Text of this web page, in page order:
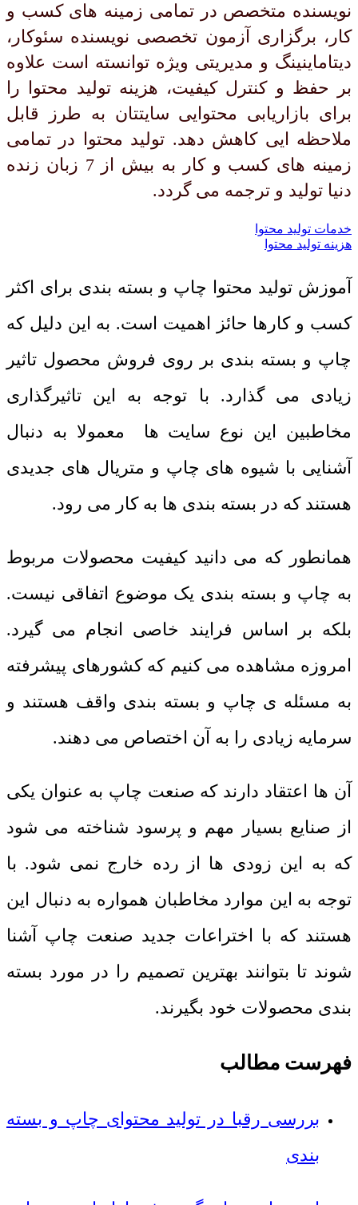
نویسنده متخصص در تمامی زمینه های کسب و
کار، برگزاری آزمون تخصصی نویسنده سئوکار،
دیتاماینینگ و مدیریتی ویژه توانسته است علاوه
بر حفظ و کنترل کیفیت، هزینه تولید محتوا را
برای بازاریابی محتوایی سایتتان به طرز قابل
ملاحظه ایی کاهش دهد. تولید محتوا در تمامی
زمینه های کسب و کار به بیش از 7 زبان زنده
دنیا تولید و ترجمه می گردد.
خدمات تولید محتوا
هزینه تولید محتوا
آموزش تولید محتوا چاپ و بسته بندی برای اکثر
کسب و کارها حائز اهمیت است. به این دلیل که
چاپ و بسته بندی بر روی فروش محصول تاثیر
زیادی می گذارد. با توجه به این تاثیرگذاری
مخاطبین این نوع سایت ها معمولا به دنبال
آشنایی با شیوه های چاپ و متریال های جدیدی
هستند که در بسته بندی ها به کار می رود.
همانطور که می دانید کیفیت محصولات مربوط
به چاپ و بسته بندی یک موضوع اتفاقی نیست.
بلکه بر اساس فرایند خاصی انجام می گیرد.
امروزه مشاهده می کنیم که کشورهای پیشرفته
به مسئله ی چاپ و بسته بندی واقف هستند و
سرمایه زیادی را به آن اختصاص می دهند.
آن ها اعتقاد دارند که صنعت چاپ به عنوان یکی
از صنایع بسیار مهم و پرسود شناخته می شود
که به این زودی ها از رده خارج نمی شود. با
توجه به این موارد مخاطبان همواره به دنبال این
هستند که با اختراعات جدید صنعت چاپ آشنا
شوند تا بتوانند بهترین تصمیم را در مورد بسته
بندی محصولات خود بگیرند.
فهرست مطالب
بررسی رقبا در تولید محتوای چاپ و بسته
بندی